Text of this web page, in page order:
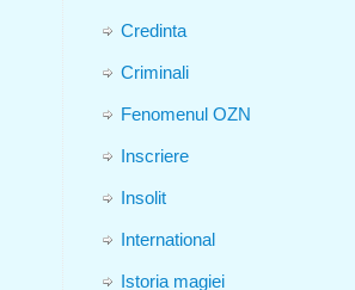
Credinta
Criminali
Fenomenul OZN
Inscriere
Insolit
International
Istoria magiei